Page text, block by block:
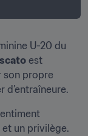
U-20 du
est
son propre
d’entraîneure.
et un privilège.